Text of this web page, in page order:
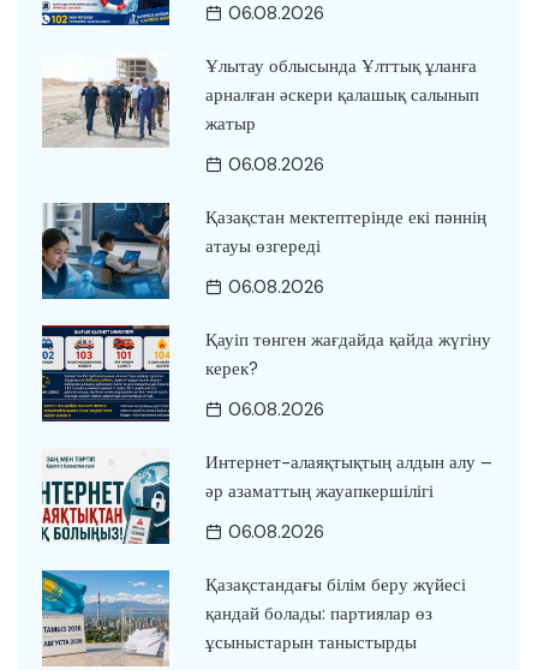
06.08.2026
Ұлытау облысында Ұлттық ұланға
арналған әскери қалашық салынып
жатыр
06.08.2026
Қазақстан мектептерінде екі пәннің
атауы өзгереді
06.08.2026
Қауіп төнген жағдайда қайда жүгіну
керек?
06.08.2026
Интернет-алаяқтықтың алдын алу –
әр азаматтың жауапкершілігі
06.08.2026
Қазақстандағы білім беру жүйесі
қандай болады: партиялар өз
ұсыныстарын таныстырды